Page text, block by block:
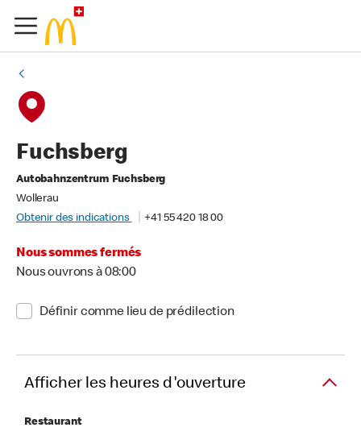
Fuchsberg
Autobahnzentrum Fuchsberg
Wollerau
Obtenir des indications
+41 55 420 18 00
Nous sommes fermés
Nous ouvrons à 08:00
Définir comme lieu de prédilection
Afficher les heures d'ouverture
Restaurant